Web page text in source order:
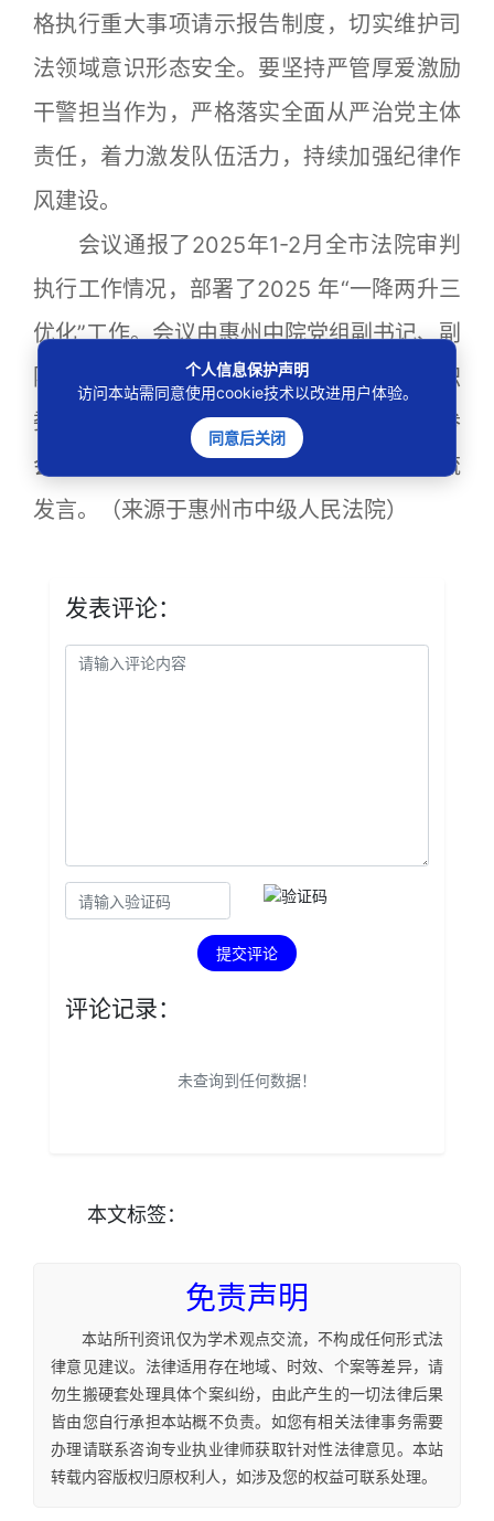
格执行重大事项请示报告制度，切实维护司
法领域意识形态安全。要坚持严管厚爱激励
干警担当作为，严格落实全面从严治党主体
责任，着力激发队伍活力，持续加强纪律作
风建设。
会议通报了2025年1-2月全市法院审判
执行工作情况，部署了2025 年“一降两升三
优化”工作。会议由惠州中院党组副书记、副
院长吴健雄主持，院党组成员、审委会专职
委员、副处级以上干部、各部门负责同志参
会，各县区法院院长、仲恺法庭庭长作交流
发言。（来源于惠州市中级人民法院）
发表评论：
提交评论
评论记录：
未查询到任何数据！
本文标签：
免责声明
本站所刊资讯仅为学术观点交流，不构成任何形式法
律意见建议。法律适用存在地域、时效、个案等差异，请
勿生搬硬套处理具体个案纠纷，由此产生的一切法律后果
皆由您自行承担本站概不负责。如您有相关法律事务需要
办理请联系咨询专业执业律师获取针对性法律意见。本站
转载内容版权归原权利人，如涉及您的权益可联系处理。
个人信息保护声明
访问本站需同意使用cookie技术以改进用户体验。
同意后关闭